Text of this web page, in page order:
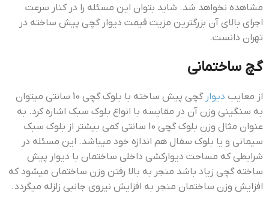
مشاهده نخواهد شد. شاید بتوان این مسئله را در کنار سرعت
اجرای بالای آن بزرگترین مزیت قيمت ديوار گچي پيش ساخته در
تهران دانست.
گچ ساختمانی
از معایب دیوار
گچی پیش ساخته با بلوک گچی 10 سانتی میتوان
به سنگینی وزن آن در مقایسه با انواع بلوک سبک اشاره کرد. به
عنوان مثال وزن بلوک گچی 10 سانتی کمی بیشتر از بلوک سبک
سیمانی و یا بلوک سفال هم اندازه خود میباشد. این مسئله در
شرایطی که مساحت دیوارکشی داخلی ساختمان با دیوار پیش
ساخته گچی زیاد باشد منجر به بالا رفتن وزن ساختمان میشود که
افزایش وزن ساختمان منجر به افزایش نیروی جانبی زلزله میگردد.